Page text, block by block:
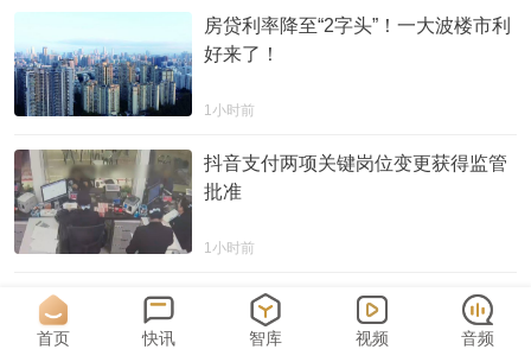
房贷利率降至“2字头”！一大波楼市利
好来了！
1小时前
抖音支付两项关键岗位变更获得监管
批准
1小时前
一周涨超8%，白银“逼空”卷土重来？
高盛：空头挤压或许才刚开始
首页 快讯 智库 视频 音频